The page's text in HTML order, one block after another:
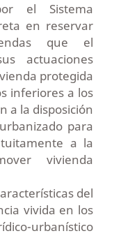
el Sistema
en reservar
que el
actuaciones
protegida
inferiores a los
a la disposición
para
a la
vivienda
del
vivida en los
urbanístico